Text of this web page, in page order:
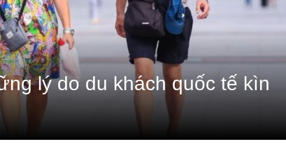
lý do du khách quốc tế kìn